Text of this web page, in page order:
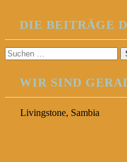
DIE BEITRÄGE
Suchen
nach:
WIR SIND
Livingstone, Sambia